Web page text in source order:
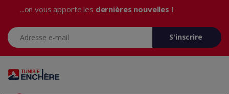
...on vous apporte les dernières nouvelles !
Adresse e-mail
S'inscrire